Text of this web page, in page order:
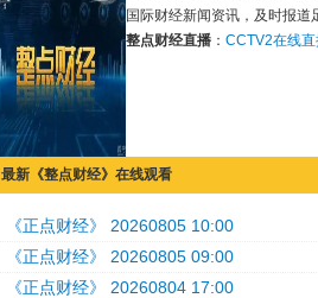
国际财经新闻资讯，及时报道
整点财经直播 ： CCTV2在线
最新《整点财经》在线观看
《正点财经》 20260805 10:00
《正点财经》 20260805 09:00
《正点财经》 20260804 17:00